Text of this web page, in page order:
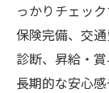
っかりチェッ
保険完備、交
診断、昇給・
長期的な安心